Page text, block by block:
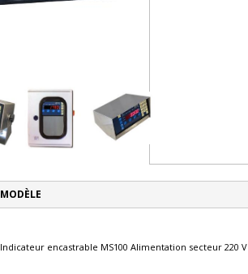
MODÈLE
Indicateur encastrable MS100 Alimentation secteur 220 V